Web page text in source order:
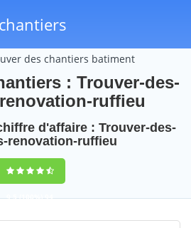
des chantiers batiment
: Trouver-des-
ruffieu
d'affaire : Trouver-des-
renovation-ruffieu
9,5(100%)94
votes